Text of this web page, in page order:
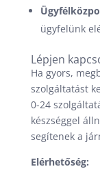
ügyfelünk
Lépjen
Ha gyors,
szolgáltatást
0-24
készséggel
segítenek a
Elérhetőség: